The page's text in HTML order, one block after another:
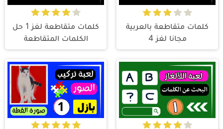
كلمات متقاطعة بالعربية
مجانا لغز 4
كلمات متقاطعة لغز 1 حل
الكلمات المتقاطعة